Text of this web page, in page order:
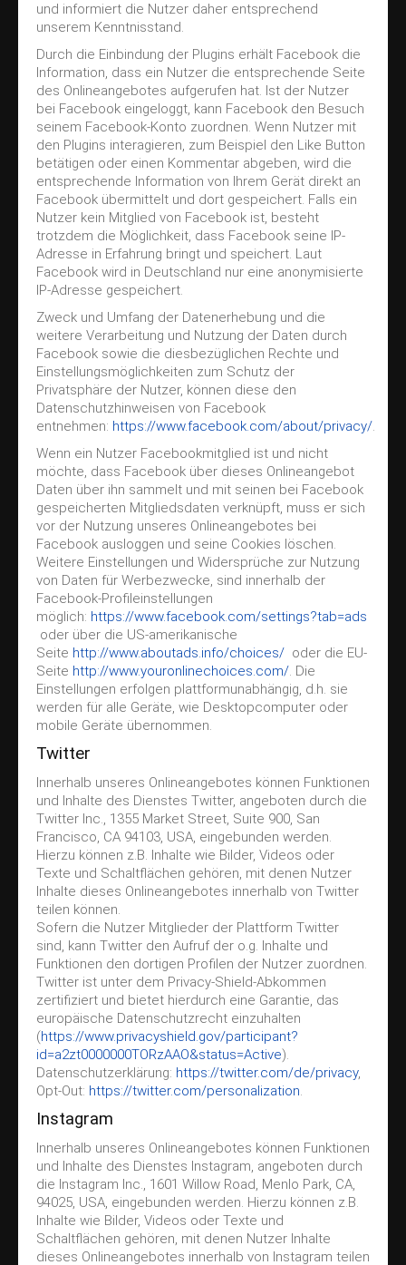
und informiert die Nutzer daher entsprechend
unserem Kenntnisstand.
Durch die Einbindung der Plugins erhält Facebook die
Information, dass ein Nutzer die entsprechende Seite
des Onlineangebotes aufgerufen hat. Ist der Nutzer
bei Facebook eingeloggt, kann Facebook den Besuch
seinem Facebook-Konto zuordnen. Wenn Nutzer mit
den Plugins interagieren, zum Beispiel den Like Button
betätigen oder einen Kommentar abgeben, wird die
entsprechende Information von Ihrem Gerät direkt an
Facebook übermittelt und dort gespeichert. Falls ein
Nutzer kein Mitglied von Facebook ist, besteht
trotzdem die Möglichkeit, dass Facebook seine IP-
Adresse in Erfahrung bringt und speichert. Laut
Facebook wird in Deutschland nur eine anonymisierte
IP-Adresse gespeichert.
Zweck und Umfang der Datenerhebung und die
weitere Verarbeitung und Nutzung der Daten durch
Facebook sowie die diesbezüglichen Rechte und
Einstellungsmöglichkeiten zum Schutz der
Privatsphäre der Nutzer, können diese den
Datenschutzhinweisen von Facebook
entnehmen: https://www.facebook.com/about/privacy/.
Wenn ein Nutzer Facebookmitglied ist und nicht
möchte, dass Facebook über dieses Onlineangebot
Daten über ihn sammelt und mit seinen bei Facebook
gespeicherten Mitgliedsdaten verknüpft, muss er sich
vor der Nutzung unseres Onlineangebotes bei
Facebook ausloggen und seine Cookies löschen.
Weitere Einstellungen und Widersprüche zur Nutzung
von Daten für Werbezwecke, sind innerhalb der
Facebook-Profileinstellungen
möglich: https://www.facebook.com/settings?tab=ads
oder über die US-amerikanische
Seite http://www.aboutads.info/choices/ oder die EU-
Seite http://www.youronlinechoices.com/. Die
Einstellungen erfolgen plattformunabhängig, d.h. sie
werden für alle Geräte, wie Desktopcomputer oder
mobile Geräte übernommen.
Twitter
Innerhalb unseres Onlineangebotes können Funktionen
und Inhalte des Dienstes Twitter, angeboten durch die
Twitter Inc., 1355 Market Street, Suite 900, San
Francisco, CA 94103, USA, eingebunden werden.
Hierzu können z.B. Inhalte wie Bilder, Videos oder
Texte und Schaltflächen gehören, mit denen Nutzer
Inhalte dieses Onlineangebotes innerhalb von Twitter
teilen können.
Sofern die Nutzer Mitglieder der Plattform Twitter
sind, kann Twitter den Aufruf der o.g. Inhalte und
Funktionen den dortigen Profilen der Nutzer zuordnen.
Twitter ist unter dem Privacy-Shield-Abkommen
zertifiziert und bietet hierdurch eine Garantie, das
europäische Datenschutzrecht einzuhalten
(https://www.privacyshield.gov/participant?
id=a2zt0000000TORzAAO&status=Active).
Datenschutzerklärung: https://twitter.com/de/privacy,
Opt-Out: https://twitter.com/personalization.
Instagram
Innerhalb unseres Onlineangebotes können Funktionen
und Inhalte des Dienstes Instagram, angeboten durch
die Instagram Inc., 1601 Willow Road, Menlo Park, CA,
94025, USA, eingebunden werden. Hierzu können z.B.
Inhalte wie Bilder, Videos oder Texte und
Schaltflächen gehören, mit denen Nutzer Inhalte
dieses Onlineangebotes innerhalb von Instagram teilen